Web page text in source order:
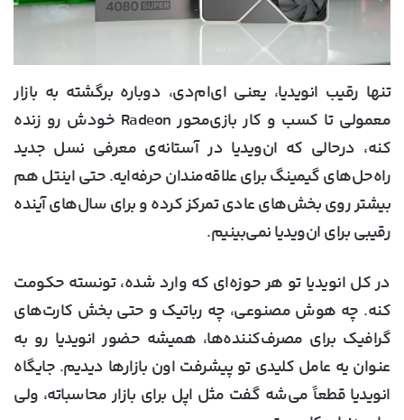
تنها رقیب انویدیا، یعنی ای‌ام‌دی، دوباره برگشته به بازار
معمولی تا کسب و کار بازی‌محور Radeon خودش رو زنده
کنه، درحالی که ان‌ویدیا در آستانه‌ی معرفی نسل جدید
راه‌حل‌های گیمینگ برای علاقه‌مندان حرفه‌ایه. حتی اینتل هم
بیشتر روی بخش‌های عادی تمرکز کرده و برای سال‌های آینده
رقیبی برای ان‌ویدیا نمی‌بینیم.
در کل انویدیا تو هر حوزه‌ای که وارد شده، تونسته حکومت
کنه. چه هوش مصنوعی، چه رباتیک و حتی بخش کارت‌های
گرافیک برای مصرف‌کننده‌ها، همیشه حضور انویدیا رو به
عنوان یه عامل کلیدی تو پیشرفت اون بازارها دیدیم. جایگاه
انویدیا قطعاً می‌شه گفت مثل اپل برای بازار محاسباته، ولی